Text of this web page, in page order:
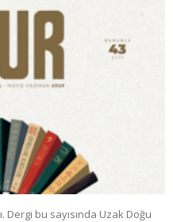
Dergi bu sayısında Uzak Doğu